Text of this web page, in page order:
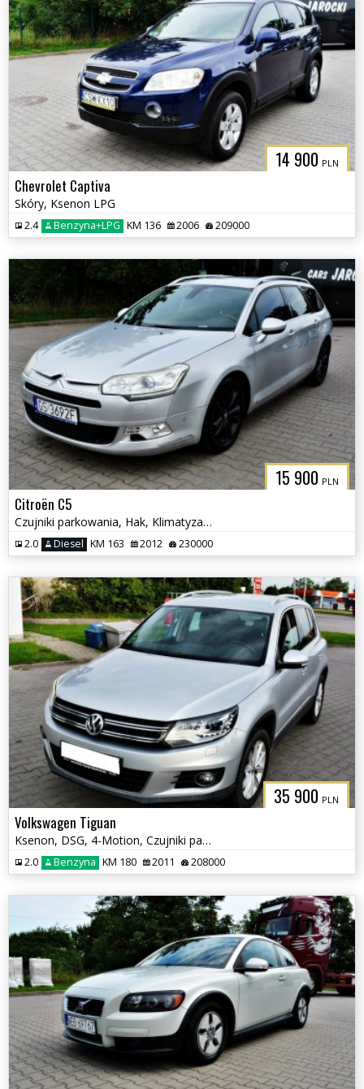
14 900 PLN
Chevrolet Captiva
Skóry, Ksenon LPG
2.4 Benzyna+LPG KM 136 2006 209000
15 900 PLN
Citroën C5
Czujniki parkowania, Hak, Klimatyzacja
2.0 Diesel KM 163 2012 230000
35 900 PLN
Volkswagen Tiguan
Ksenon, DSG, 4-Motion, Czujniki parkowania tył, Klimatyzacja, Hak
2.0 Benzyna KM 180 2011 208000